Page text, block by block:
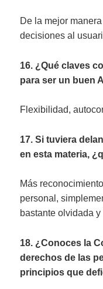
De la mejor
decisiones al
16. ¿Qué claves
para ser un buen
Flexibilidad,
17. Si tuviera
en esta materia,
Más
personal,
bastante olvidada
18. ¿Conoces la
derechos de las
principios que